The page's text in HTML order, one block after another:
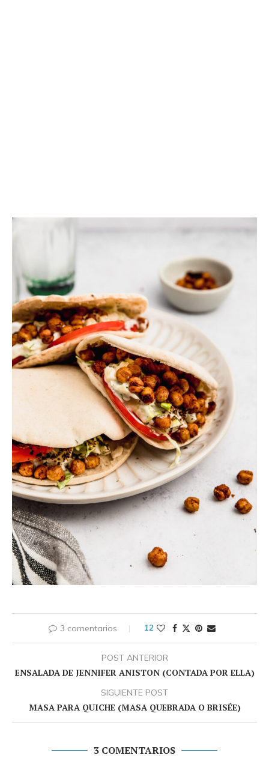
3 comentarios 12
POST ANTERIOR
ENSALADA DE JENNIFER ANISTON (CONTADA POR ELLA)
SIGUIENTE POST
MASA PARA QUICHE (MASA QUEBRADA O BRISÉE)
3 COMENTARIOS